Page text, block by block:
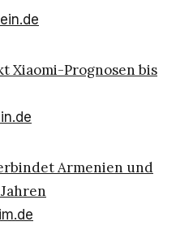
Xiaomi-Prognosen bis
Armenien und